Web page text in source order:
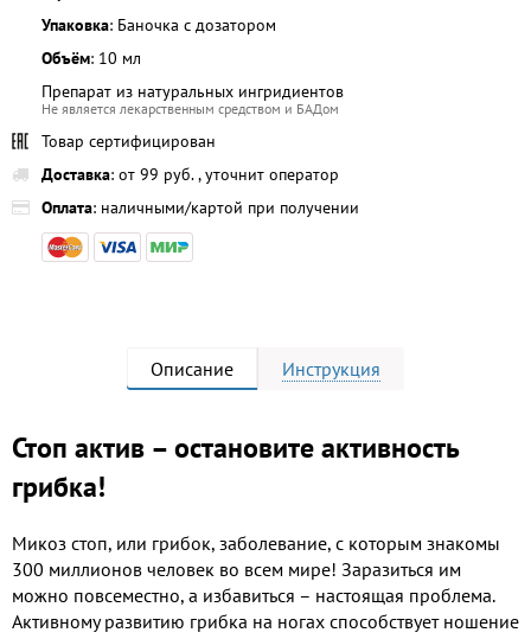
Упаковка: Баночка с дозатором
Объём: 10 мл
Препарат из натуральных ингридиентов
Не является лекарственным средством и БАДом
Товар сертифицирован
Доставка: от 99 руб. , уточнит оператор
Оплата: наличными/картой при получении
Описание Инструкция
Стоп актив – остановите активность
грибка!
Микоз стоп, или грибок, заболевание, с которым знакомы
300 миллионов человек во всем мире! Заразиться им
можно повсеместно, а избавиться – настоящая проблема.
Активному развитию грибка на ногах способствует ношение